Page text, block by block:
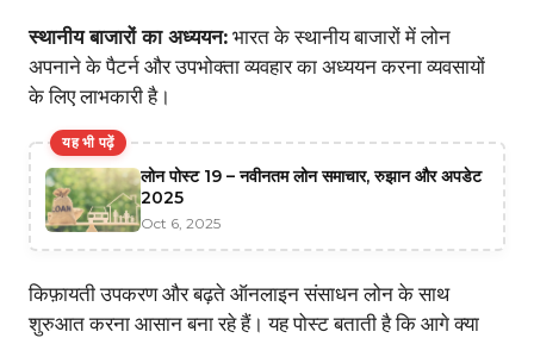
स्थानीय बाजारों का अध्ययन: भारत के स्थानीय बाजारों में लोन
अपनाने के पैटर्न और उपभोक्ता व्यवहार का अध्ययन करना व्यवसायों
के लिए लाभकारी है।
यह भी पढ़ें
लोन पोस्ट 19 – नवीनतम लोन समाचार, रुझान और अपडेट
2025
Oct 6, 2025
किफ़ायती उपकरण और बढ़ते ऑनलाइन संसाधन लोन के साथ
शुरुआत करना आसान बना रहे हैं। यह पोस्ट बताती है कि आगे क्या